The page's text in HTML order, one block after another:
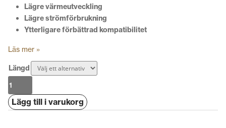
Lägre värmeutveckling
Lägre strömförbrukning
Ytterligare förbättrad kompatibilitet
Läs mer »
Längd
Supra
HDMI
AOC
Lägg till i varukorg